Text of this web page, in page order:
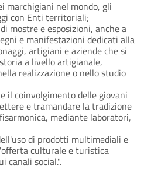
marchigiani nel mondo, gli
con Enti territoriali;
mostre e esposizioni, anche a
e manifestazioni dedicati alla
artigiani e aziende che si
a livello artigianale,
realizzazione o nello studio
il coinvolgimento delle giovani
e tramandare la tradizione
mediante laboratori,
di prodotti multimediali e
culturale e turistica
canali social.".